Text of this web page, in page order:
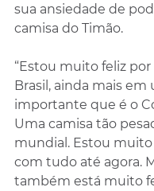
sua ansiedade de
camisa do Timão.
“Estou muito feliz
Brasil, ainda mais
importante que é o
Uma camisa tão
mundial. Estou
com tudo até agora.
também está muito